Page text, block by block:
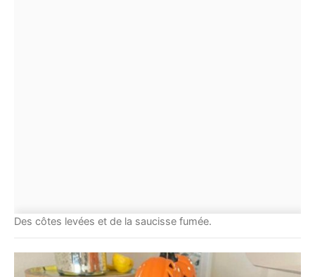
Des côtes levées et de la saucisse fumée.